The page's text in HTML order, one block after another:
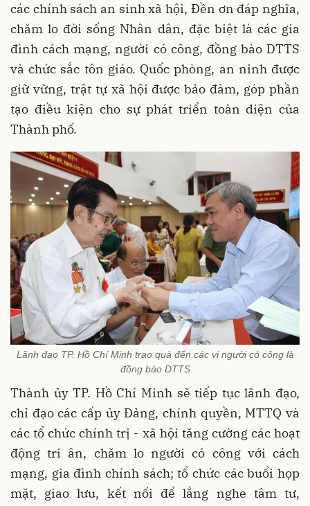
các chính sách an sinh xã hội, Đền ơn đáp nghĩa,
chăm lo đời sống Nhân dân, đặc biệt là các gia
đình cách mạng, người có công, đồng bào DTTS
và chức sắc tôn giáo. Quốc phòng, an ninh được
giữ vững, trật tự xã hội được bảo đảm, góp phần
tạo điều kiện cho sự phát triển toàn diện của
Thành phố.
Lãnh đạo TP. Hồ Chí Minh trao quà đến các vị người có công là
đồng bào DTTS
Thành ủy TP. Hồ Chí Minh sẽ tiếp tục lãnh đạo,
chỉ đạo các cấp ủy Đảng, chính quyền, MTTQ và
các tổ chức chính trị - xã hội tăng cường các hoạt
động tri ân, chăm lo người có công với cách
mạng, gia đình chính sách; tổ chức các buổi họp
mặt, giao lưu, kết nối để lắng nghe tâm tư,